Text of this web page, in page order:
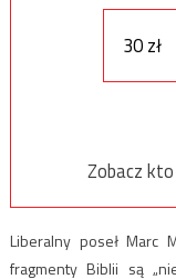
30 zł
Zobacz
Liberalny poseł Marc
fragmenty Biblii są